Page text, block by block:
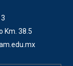
Km. 38.5